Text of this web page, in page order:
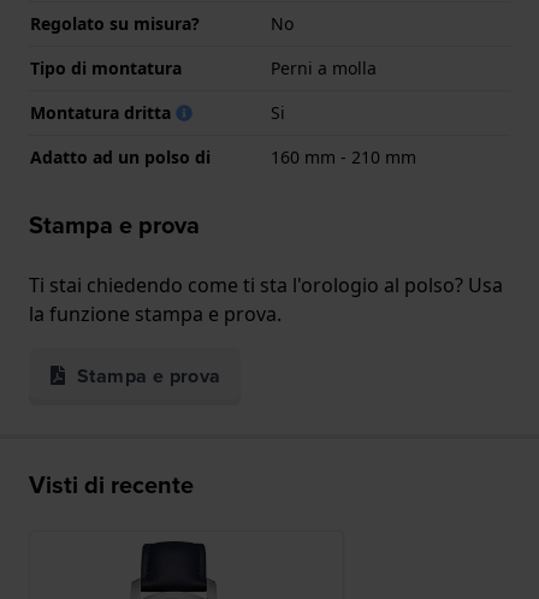
Regolato su misura?
No
Tipo di montatura
Perni a molla
Montatura dritta
Si
Adatto ad un polso di
160 mm - 210 mm
Stampa e prova
Ti stai chiedendo come ti sta l'orologio al polso? Usa
la funzione stampa e prova.
Stampa e prova
Visti di recente